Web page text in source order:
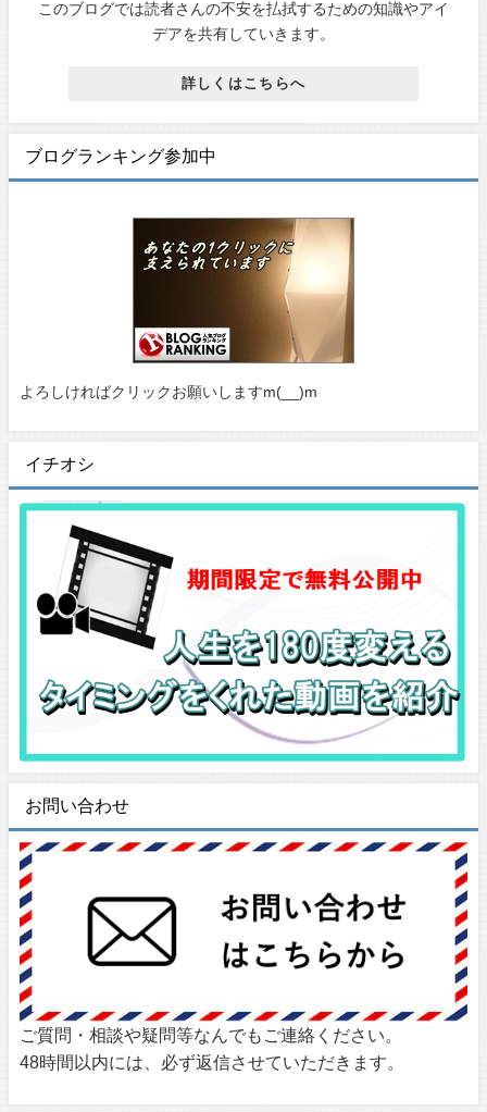
このブログでは読者さんの不安を払拭するための知識やアイ
デアを共有していきます。
詳しくはこちらへ
ブログランキング参加中
よろしければクリックお願いしますm(__)m
イチオシ
お問い合わせ
ご質問・相談や疑問等なんでもご連絡ください。
48時間以内には、必ず返信させていただきます。